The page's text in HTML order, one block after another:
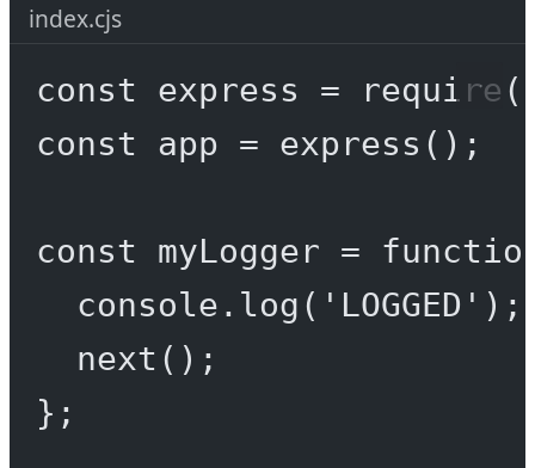
index.cjs
const express = require (
const
app = express ();
const myLogger =
console. log ( 'LOGGED' );
next ();
};